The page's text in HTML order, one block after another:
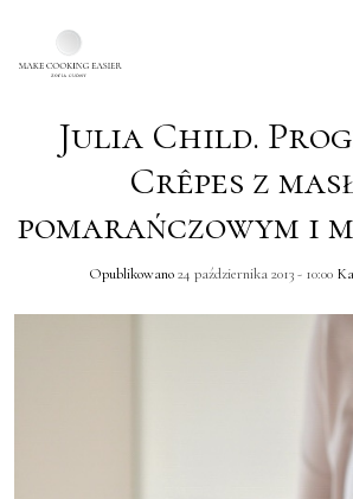
Skip to main content
Julia Child.
Crêpes z
pomarańczowym i
Opublikowano24 października 2013 - 10:00